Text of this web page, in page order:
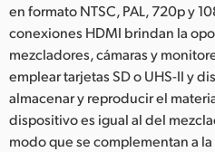
Singapore
South Africa
España
Sweden
en formato NTSC, PAL, 720p y
conexiones HDMI brindan la
mezcladores, cámaras y
emplear tarjetas SD o UHS-II y
almacenar y reproducir el
dispositivo es igual al del
modo que se complementan a